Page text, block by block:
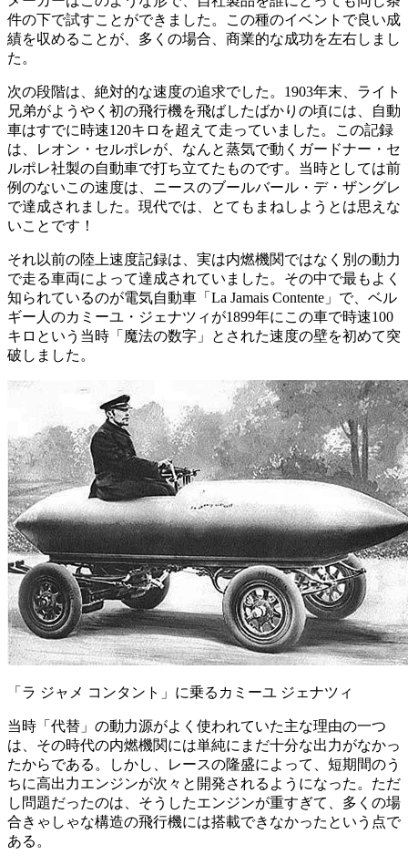
件の下で試すことができました。この種のイベントで良い成
績を収めることが、多くの場合、商業的な成功を左右しまし
た。
次の段階は、絶対的な速度の追求でした。1903年末、ライト
兄弟がようやく初の飛行機を飛ばしたばかりの頃には、自動
車はすでに時速120キロを超えて走っていました。この記録
は、レオン・セルポレが、なんと蒸気で動くガードナー・セ
ルポレ社製の自動車で打ち立てたものです。当時としては前
例のないこの速度は、ニースのブールバール・デ・ザングレ
で達成されました。現代では、とてもまねしようとは思えな
いことです！
それ以前の陸上速度記録は、実は内燃機関ではなく別の動力
で走る車両によって達成されていました。その中で最もよく
知られているのが電気自動車「La Jamais Contente」で、ベル
ギー人のカミーユ・ジェナツィが1899年にこの車で時速100
キロという当時「魔法の数字」とされた速度の壁を初めて突
破しました。
「ラ ジャメ コンタント」に乗るカミーユ ジェナツィ
当時「代替」の動力源がよく使われていた主な理由の一つ
は、その時代の内燃機関には単純にまだ十分な出力がなかっ
たからである。しかし、レースの隆盛によって、短期間のう
ちに高出力エンジンが次々と開発されるようになった。ただ
し問題だったのは、そうしたエンジンが重すぎて、多くの場
合きゃしゃな構造の飛行機には搭載できなかったという点で
ある。